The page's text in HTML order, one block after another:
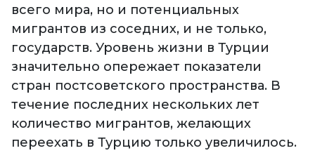
всего мира, но и потенциальных
мигрантов из соседних, и не только,
государств. Уровень жизни в Турции
значительно опережает показатели
стран постсоветского пространства. В
течение последних нескольких лет
количество мигрантов, желающих
переехать в Турцию только увеличилось.